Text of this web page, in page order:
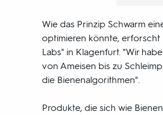
Wie das Prinzip Schwarm
optimieren könnte, erforscht
Labs" in Klagenfurt. "Wir
von Ameisen bis zu
die Bienenalgorithmen".
Produkte, die sich wie